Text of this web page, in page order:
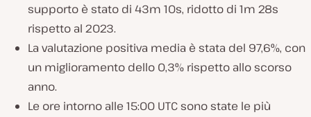
supporto è stato di 43m 10s, ridotto di 1m 28s
rispetto al 2023.
La valutazione positiva media è stata del 97,6%, con
un miglioramento dello 0,3% rispetto allo scorso
anno.
Le ore intorno alle 15:00 UTC sono state le più